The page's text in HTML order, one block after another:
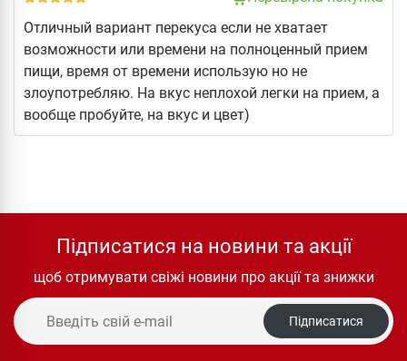
Отличный вариант перекуса если не хватает
возможности или времени на полноценный прием
пищи, время от времени использую но не
злоупотребляю. На вкус неплохой легки на прием, а
вообще пробуйте, на вкус и цвет)
Підписатися на новини та акції
щоб отримувати свіжі новини про акції та знижки
Підписатися